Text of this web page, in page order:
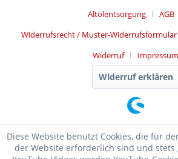
Altölentsorgung
AGB
Widerrufsrecht / Muster-Widerrufsformular
Widerruf
Impressum
Widerruf erklären
Diese Website benutzt Cookies, die für
der Website erforderlich sind und stets